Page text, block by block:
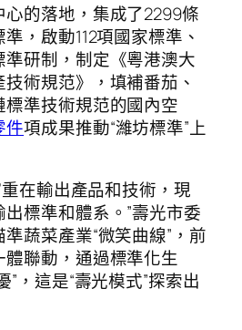
的落地，集成了2299條
，啟動112項國家標準、
研制，制定《粵港澳大
術規范》，填補番茄、
準技術規范的國內空
件項成果推動“濰坊標準”上
重在輸出產品和技術，現
標準和體系。”壽光市委
蔬菜產業“微笑曲線”，前
聯動，通過標準化生
”，這是“壽光模式”探索出